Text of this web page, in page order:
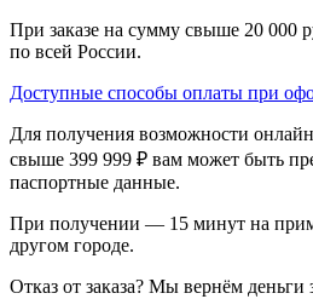
При заказе на сумму свыше 20 000
по всей России.
Доступные способы оплаты при
Для получения возможности
свыше 399 999 ₽ вам может быть
паспортные данные.
При получении — 15 минут на
другом городе.
Отказ от заказа? Мы вернём